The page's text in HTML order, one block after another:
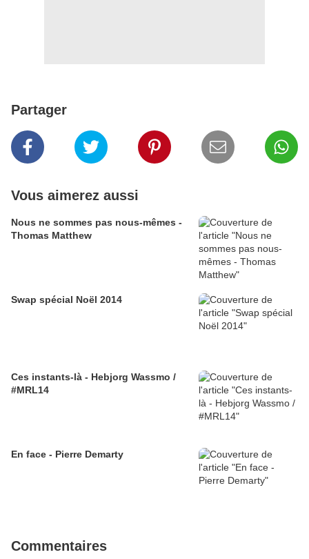
Partager
Vous aimerez aussi
Nous ne sommes pas nous-mêmes -
Thomas Matthew
Swap spécial Noël 2014
Ces instants-là - Hebjorg Wassmo /
#MRL14
En face - Pierre Demarty
Commentaires